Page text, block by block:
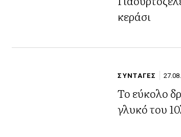
κεράσι
ΣΥΝΤΑΓΕΣ
Το εύκολο
γλυκό του